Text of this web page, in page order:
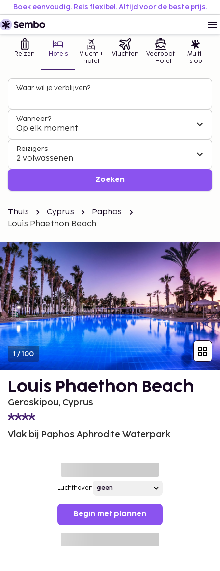
Boek eenvoudig. Reis flexibel. Altijd voor de beste prijs.
Reizen Hotels
Vlucht +
hotel
Vluchten
Veerboot
+ Hotel
Multi-
stop
Waar wil je verblijven?
Wanneer?
Op elk moment
Reizigers
2 volwassenen
Zoeken
Thuis Cyprus
Paphos
Louis Phaethon Beach
1/100
Louis Phaethon Beach
Geroskipou, Cyprus
Vlak bij Paphos Aphrodite Waterpark
Luchthaven
Begin met plannen